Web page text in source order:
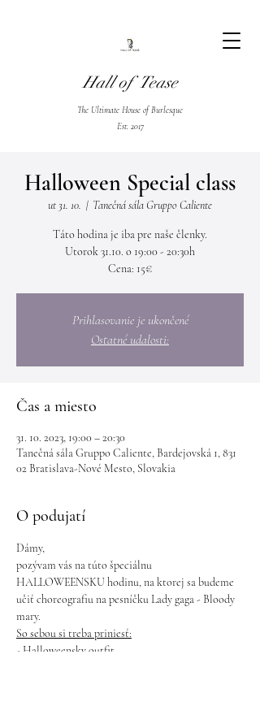
Hall of Tease
The Ultimate House of Burlesque
Est. 2017
Halloween Special class
ut 31. 10.
  |
Tanečná sála Gruppo Caliente
Táto hodina je iba pre naše členky.
Utorok 31.10. o 19:00 - 20:30h
Cena: 15€
Prihlasovanie je ukončené
Ostatné udalosti:
Čas a miesto
31. 10. 2023, 19:00 – 20:30
Tanečná sála Gruppo Caliente, Bardejovská 1, 831
02 Bratislava-Nové Mesto, Slovakia
O podujatí
Dámy,
pozývam vás na túto špeciálnu
HALLOWEENSKU hodinu, na ktorej sa budeme
učiť choreografiu na pesníčku Lady gaga - Bloody
mary.
So sebou si treba priniesť:
- Halloweensky outfit